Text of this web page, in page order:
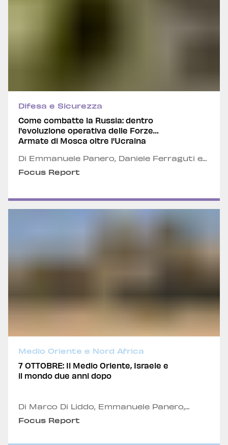
Difesa e Sicurezza
Come combatte la Russia: dentro
l'evoluzione operativa delle Forze
Armate di Mosca oltre l'Ucraina
Di Emmanuele Panero, Daniele Ferraguti e
Focus Report
Medio Oriente e Nord Africa
7 OTTOBRE: Il Medio Oriente, Israele e
il mondo due anni dopo
Di Marco Di Liddo, Emmanuele Panero,
Querini
Focus Report